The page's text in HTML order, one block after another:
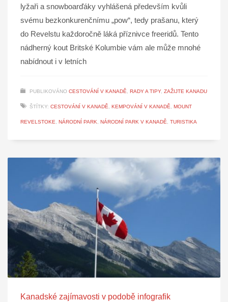
lyžaři a snowboarďáky vyhlášená především kvůli
svému bezkonkurenčnímu „pow“, tedy prašanu, který
do Revelstu každoročně láká příznivce freeridů. Tento
nádherný kout Britské Kolumbie vám ale může mnohé
nabídnout i v letních
PUBLIKOVÁNO CESTOVÁNÍ V KANADĚ, RADY A TIPY, ZAŽIJTE KANADU
ŠTÍTKY: CESTOVÁNÍ V KANADĚ, KEMPOVÁNÍ V KANADĚ, MOUNT
REVELSTOKE, NÁRODNÍ PARK, NÁRODNÍ PARK V KANADĚ, TURISTIKA
Kanadské zajímavosti v podobě infografik